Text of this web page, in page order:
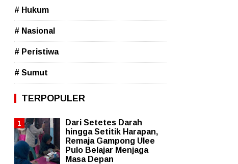
# Hukum
# Nasional
# Peristiwa
# Sumut
TERPOPULER
Dari Setetes Darah
hingga Setitik Harapan,
Remaja Gampong Ulee
Pulo Belajar Menjaga
Masa Depan